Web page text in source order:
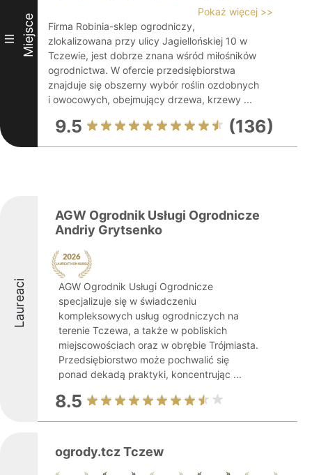
III Miejsce
Pokaż więcej >>
Firma Robinia-sklep ogrodniczy,
zlokalizowana przy ulicy Jagiellońskiej 10 w
Tczewie, jest dobrze znana wśród miłośników
ogrodnictwa. W ofercie przedsiębiorstwa
znajduje się obszerny wybór roślin ozdobnych
i owocowych, obejmujący drzewa, krzewy ...
9.5 (136)
Laureaci
AGW Ogrodnik Usługi Ogrodnicze
Andriy Grytsenko
AGW Ogrodnik Usługi Ogrodnicze
specjalizuje się w świadczeniu
kompleksowych usług ogrodniczych na
terenie Tczewa, a także w pobliskich
miejscowościach oraz w obrębie Trójmiasta.
Przedsiębiorstwo może pochwalić się
ponad dekadą praktyki, koncentrując ...
8.5
ogrody.tcz Tczew